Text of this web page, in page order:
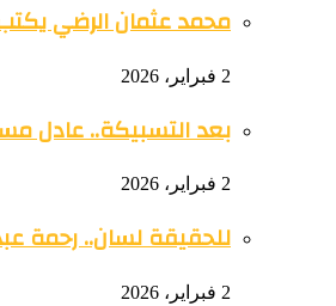
محمد عثمان الرضي
2 فبراير، 2026
بعد التسبيكة.. عادل
2 فبراير، 2026
للحقيقة لسان.. رحمة
2 فبراير، 2026